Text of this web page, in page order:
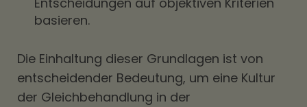
basieren.
Die Einhaltung dieser Grundlagen ist von
entscheidender Bedeutung, um eine Kultur
der Gleichbehandlung in der